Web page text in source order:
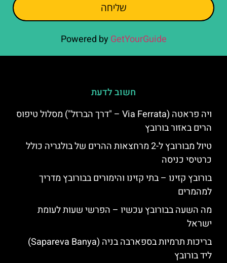
שליחה
Powered by GetYourGuide
חשוב לדעת
ויה פראטה (Via Ferrata – "דרך הברזל") מסלול טיפוס
הרים באזור בורובץ
טיול מבורובץ ל-2 מרחצאות ההרים של בולגריה כולל
כרטיסי כניסה
בורובץ קזינו – בתי קזינו והימורים בבורובץ מדריך
למהמרים
מה השעה בבורובץ עכשיו – הפרשי שעות לעומת
ישראל
בריכות תרמיות בספארבה בניה (Sapareva Banya)
ליד בורובץ